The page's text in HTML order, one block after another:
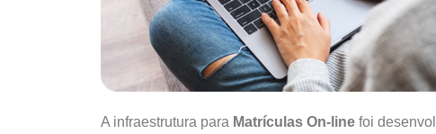
A infraestrutura para Matrículas On-line foi